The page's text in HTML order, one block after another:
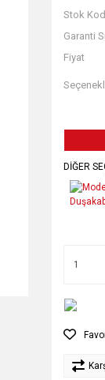
Stok
Garanti
Fiyat
DİĞER